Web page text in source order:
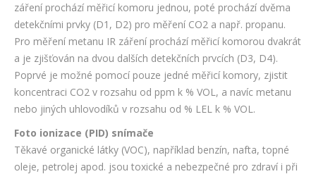
záření prochází měřicí komoru jednou, poté prochází dvěma
detekčními prvky (D1, D2) pro měření CO2 a např. propanu.
Pro měření metanu IR záření prochází měřicí komorou dvakrát
a je zjišťován na dvou dalších detekčních prvcích (D3, D4).
Poprvé je možné pomocí pouze jedné měřicí komory, zjistit
koncentraci CO2 v rozsahu od ppm k % VOL, a navíc metanu
nebo jiných uhlovodíků v rozsahu od % LEL k % VOL.
Foto ionizace (PID) snímače
Těkavé organické látky (VOC), například benzín, nafta, topné
oleje, petrolej apod. jsou toxické a nebezpečné pro zdraví i při